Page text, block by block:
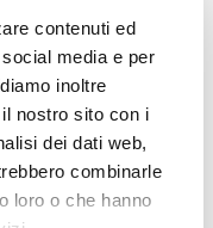
contenuti ed
media e per
inoltre
nostro sito con i
dei dati web,
combinarle
loro o che hanno
non è